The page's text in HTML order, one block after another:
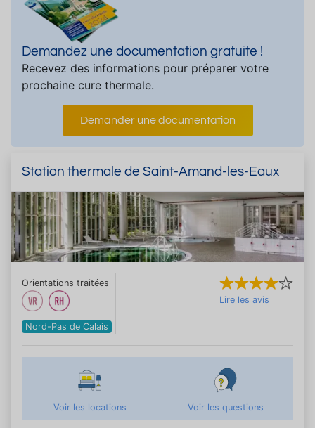
Demandez une documentation gratuite !
Recevez des informations pour préparer votre
prochaine cure thermale.
Demander une documentation
Station thermale de Saint-Amand-les-Eaux
Orientations traitées
Nord-Pas de Calais
Lire les avis
Voir les locations Voir les questions